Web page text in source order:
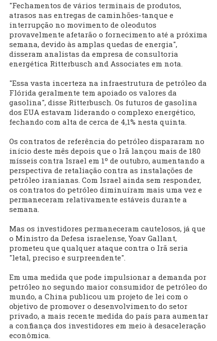
"Fechamentos de vários terminais de produtos,
atrasos nas entregas de caminhões-tanque e
interrupção no movimento de oleodutos
provavelmente afetarão o fornecimento até a próxima
semana, devido às amplas quedas de energia",
disseram analistas da empresa de consultoria
energética Ritterbusch and Associates em nota.
"Essa vasta incerteza na infraestrutura de petróleo da
Flórida geralmente tem apoiado os valores da
gasolina", disse Ritterbusch. Os futuros de gasolina
dos EUA estavam liderando o complexo energético,
fechando com alta de cerca de 4,1% nesta quinta.
Os contratos de referência do petróleo dispararam no
início deste mês depois que o Irã lançou mais de 180
mísseis contra Israel em 1º de outubro, aumentando a
perspectiva de retaliação contra as instalações de
petróleo iranianas. Com Israel ainda sem responder,
os contratos do petróleo diminuíram mais uma vez e
permaneceram relativamente estáveis durante a
semana.
Mas os investidores permaneceram cautelosos, já que
o Ministro da Defesa israelense, Yoav Gallant,
prometeu que qualquer ataque contra o Irã seria
"letal, preciso e surpreendente".
Em uma medida que pode impulsionar a demanda por
petróleo no segundo maior consumidor de petróleo do
mundo, a China publicou um projeto de lei com o
objetivo de promover o desenvolvimento do setor
privado, a mais recente medida do país para aumentar
a confiança dos investidores em meio à desaceleração
econômica.